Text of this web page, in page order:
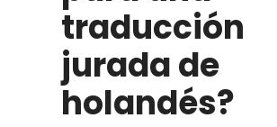
traducción
jurada de
holandés?